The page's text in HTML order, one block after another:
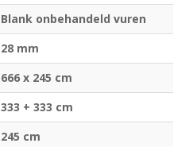
Blank onbehandeld vuren
28 mm
666 x 245 cm
333 + 333 cm
245 cm